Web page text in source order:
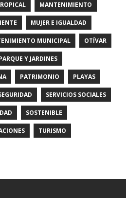
MANTENIMIENTO
MUJER E IGUALDAD
MUNICIPAL OTÍVAR
Y JARDINES
PATRIMONIO PLAYAS
SERVICIOS SOCIALES
SOSTENIBLE
TURISMO